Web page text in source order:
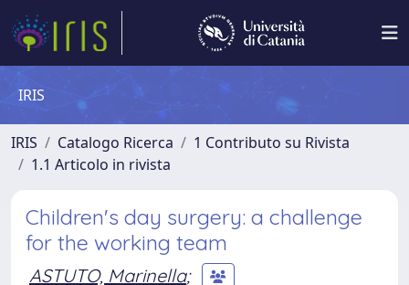
IRIS
IRIS Catalogo Ricerca
1 Contributo su Rivista
1.1 Articolo in rivista
Children's day surgery: a challenge
for the working team
ASTUTO, Marinella;